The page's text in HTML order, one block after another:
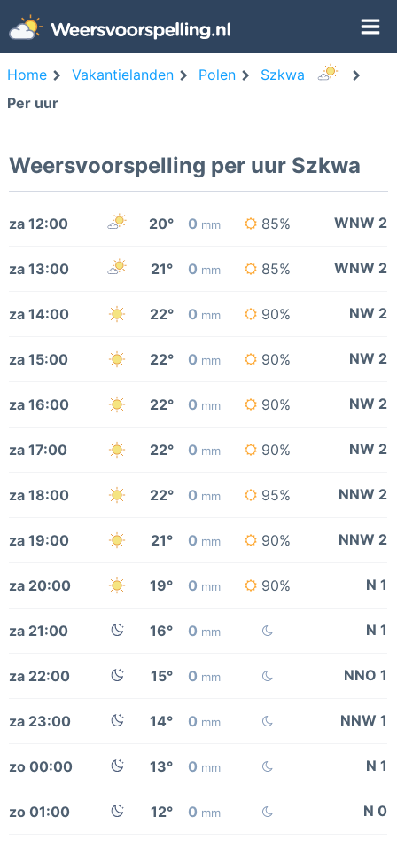
Home Vakantielanden Polen
Szkwa
Per uur
Weersvoorspelling per uur Szkwa
za 12:00 20° 0 mm 85% WNW 2
za 13:00 21° 0 mm 85% WNW 2
za 14:00 22° 0 mm 90% NW 2
za 15:00 22° 0 mm 90% NW 2
za 16:00 22° 0 mm 90% NW 2
za 17:00 22° 0 mm 90% NW 2
za 18:00 22° 0 mm 95% NNW 2
za 19:00 21° 0 mm 90% NNW 2
za 20:00 19° 0 mm 90% N 1
za 21:00 16° 0 mm N 1
za 22:00 15° 0 mm NNO 1
za 23:00 14° 0 mm NNW 1
zo 00:00 13° 0 mm N 1
zo 01:00 12° 0 mm N 0